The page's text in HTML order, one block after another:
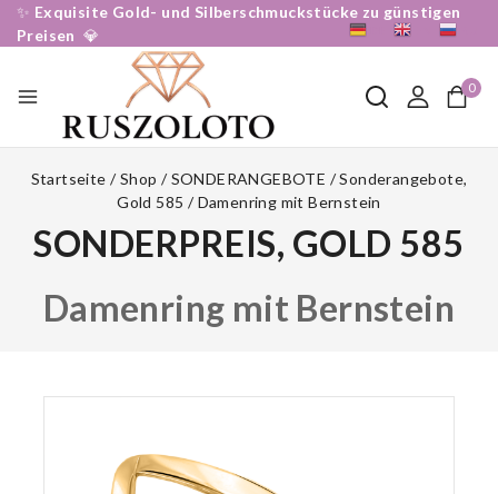
✨ Exquisite Gold- und Silberschmuckstücke zu günstigen
Preisen 💎
0
Startseite / Shop / SONDERANGEBOTE / Sonderangebote,
Gold 585 / Damenring mit Bernstein
SONDERPREIS, GOLD 585
Damenring mit Bernstein